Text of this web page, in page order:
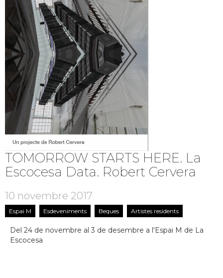
TOMORROW STARTS HERE. La
Escocesa Data. Robert Cervera
10 novembre 2017
Espai M Esdeveniments Beques Artistes residents
Del 24 de novembre al 3 de desembre a l'Espai M de La
Escocesa